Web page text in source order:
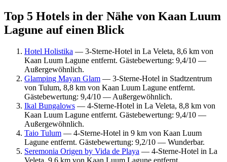
Top 5 Hotels in der Nähe von Kaan Luum
Lagune auf einen Blick
Hotel Holistika — 3-Sterne-Hotel in La Veleta, 8,6 km von
Kaan Luum Lagune entfernt. Gästebewertung: 9,4/10 —
Außergewöhnlich.
Glamping Mayan Glam — 3-Sterne-Hotel in Stadtzentrum
von Tulum, 8,8 km von Kaan Luum Lagune entfernt.
Gästebewertung: 9,4/10 — Außergewöhnlich.
Ikal Bungalows — 4-Sterne-Hotel in La Veleta, 8,8 km von
Kaan Luum Lagune entfernt. Gästebewertung: 9,4/10 —
Außergewöhnlich.
Taio Tulum — 4-Sterne-Hotel in 9 km von Kaan Luum
Lagune entfernt. Gästebewertung: 9,2/10 — Wunderbar.
Seremonia Origen by Vida de Playa — 4-Sterne-Hotel in La
Veleta, 9,6 km von Kaan Luum Lagune entfernt.